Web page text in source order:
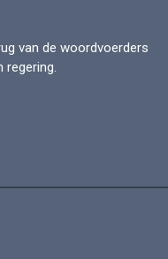
van de woordvoerders
regering.